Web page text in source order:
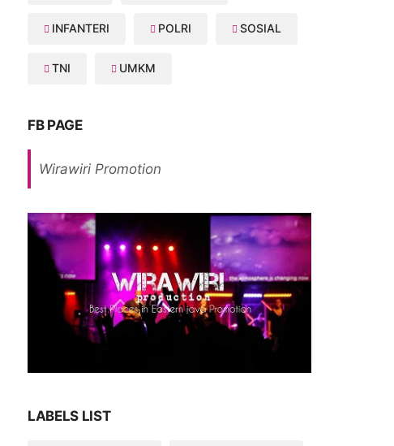
INFANTERI POLRI SOSIAL
TNI UMKM
FB PAGE
Wirawiri Promotion
LABELS LIST